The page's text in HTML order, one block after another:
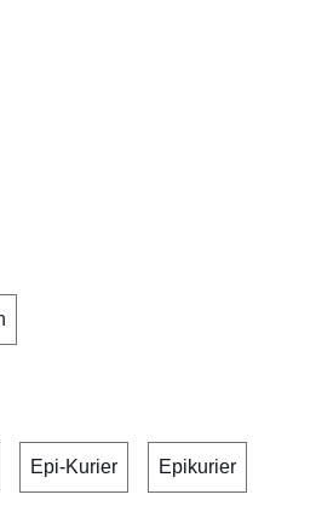
Epi-Kurier Epikurier